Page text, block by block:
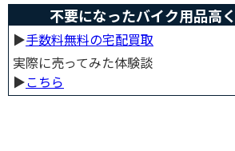
不要になったバイク用品高
▶︎手数料無料の宅配買取
実際に売ってみた体験談
▶︎こちら